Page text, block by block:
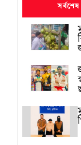
সর্বশেষ